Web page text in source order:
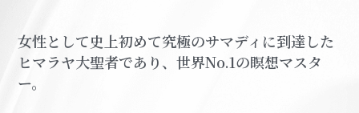
女性として史上初めて究極のサマディに到達した
ヒマラヤ大聖者であり、世界No.1の瞑想マスタ
ー。